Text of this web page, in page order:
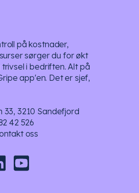
på kostnader,
sørger du for økt
i bedriften. Alt på
app'en. Det er sjef,
33, 3210 Sandefjord
42 526
oss